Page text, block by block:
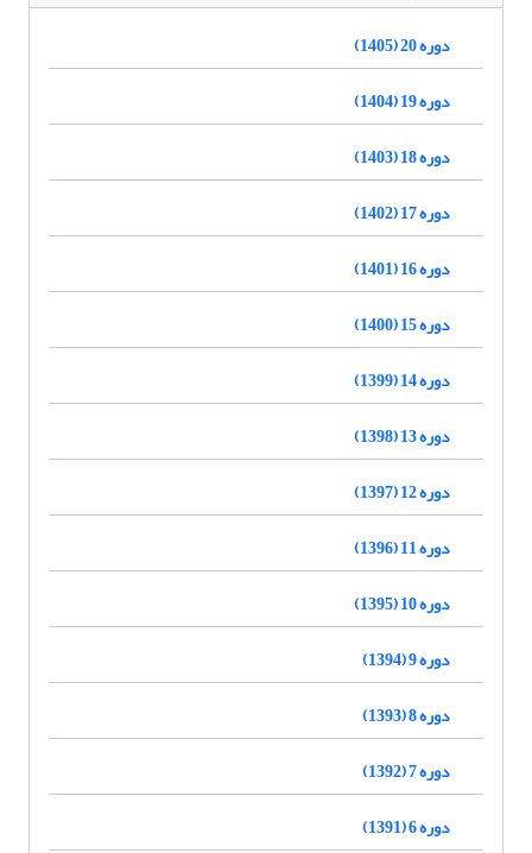
دوره 20 (1405)
دوره 19 (1404)
دوره 18 (1403)
دوره 17 (1402)
دوره 16 (1401)
دوره 15 (1400)
دوره 14 (1399)
دوره 13 (1398)
دوره 12 (1397)
دوره 11 (1396)
دوره 10 (1395)
دوره 9 (1394)
دوره 8 (1393)
دوره 7 (1392)
دوره 6 (1391)